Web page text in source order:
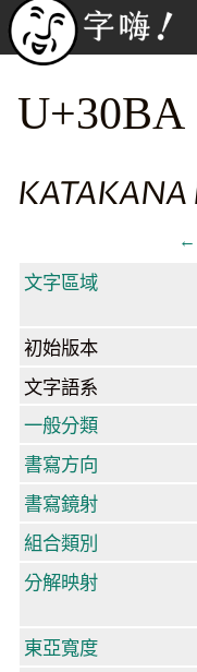
U+30BA
KATAKANA
←
文字區域
初始版本
文字語系
一般分類
書寫方向
書寫鏡射
組合類別
分解映射
東亞寬度